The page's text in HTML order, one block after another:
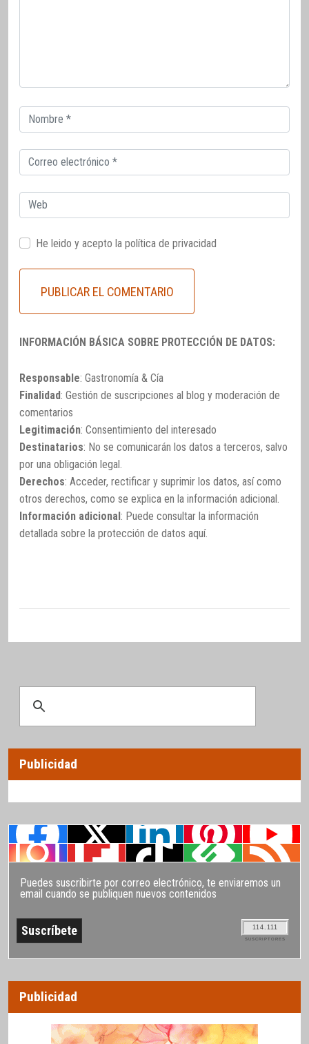
Correo
electrónico
Correo
electrónico
Web
He leido y acepto la política de privacidad
INFORMACIÓN BÁSICA SOBRE PROTECCIÓN DE DATOS:
Responsable: Gastronomía & Cía
Finalidad: Gestión de suscripciones al blog y moderación de
comentarios
Legitimación: Consentimiento del interesado
Destinatarios: No se comunicarán los datos a terceros, salvo
por una obligación legal.
Derechos: Acceder, rectificar y suprimir los datos, así como
otros derechos, como se explica en la información adicional.
Información adicional: Puede consultar la información
detallada sobre la protección de datos aquí.
Publicidad
Puedes suscribirte por correo electrónico, te enviaremos un
email cuando se publiquen nuevos contenidos
114.111
SUSCRIPTORES
Publicidad